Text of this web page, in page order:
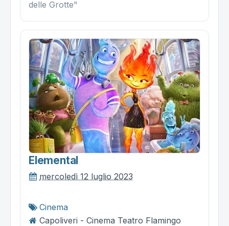
delle Grotte"
Elemental
mercoledì 12 luglio 2023
Cinema
Capoliveri - Cinema Teatro Flamingo